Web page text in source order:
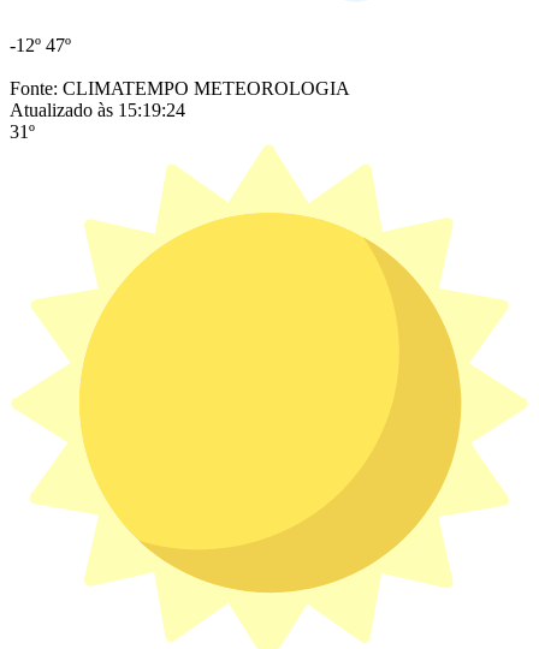
-12º 47º
Fonte: CLIMATEMPO METEOROLOGIA
Atualizado às 15:19:24
31º